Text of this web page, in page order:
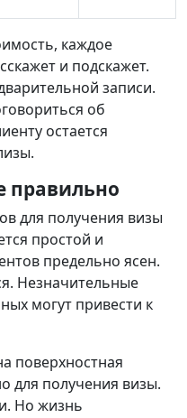
, каждое
и подскажет.
записи.
об
остается
.
правильно
для получения визы
простой и
предельно ясен.
. Незначительные
могут привести к
поверхностная
для получения визы.
. Но жизнь